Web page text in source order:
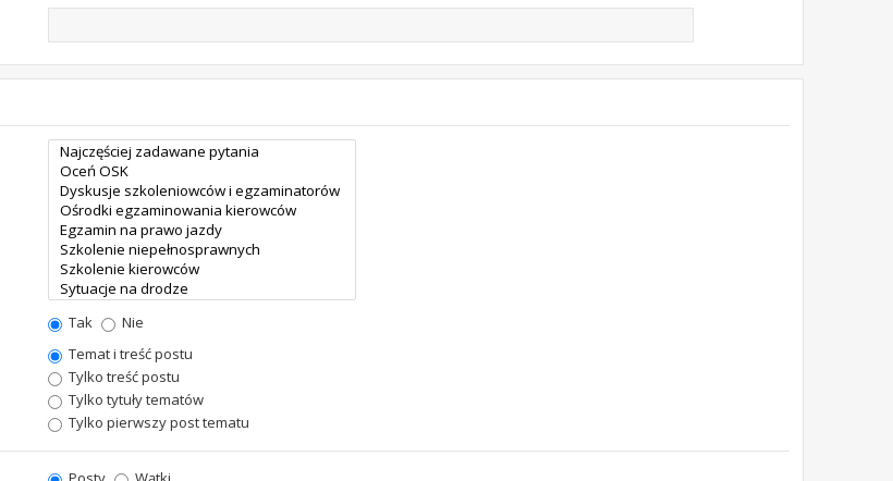
Tak
Nie
Temat i treść postu
Tylko treść postu
Tylko tytuły tematów
Tylko pierwszy post tematu